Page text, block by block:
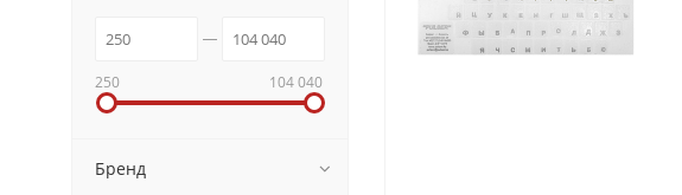
250 104 040
Бренд